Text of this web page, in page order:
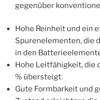
gegenüber
Hohe Reinheit und ein
Spurenelementen, die
in den
Hohe Leitfähigkeit, die
% übersteigt.
Gute Formbarkeit und